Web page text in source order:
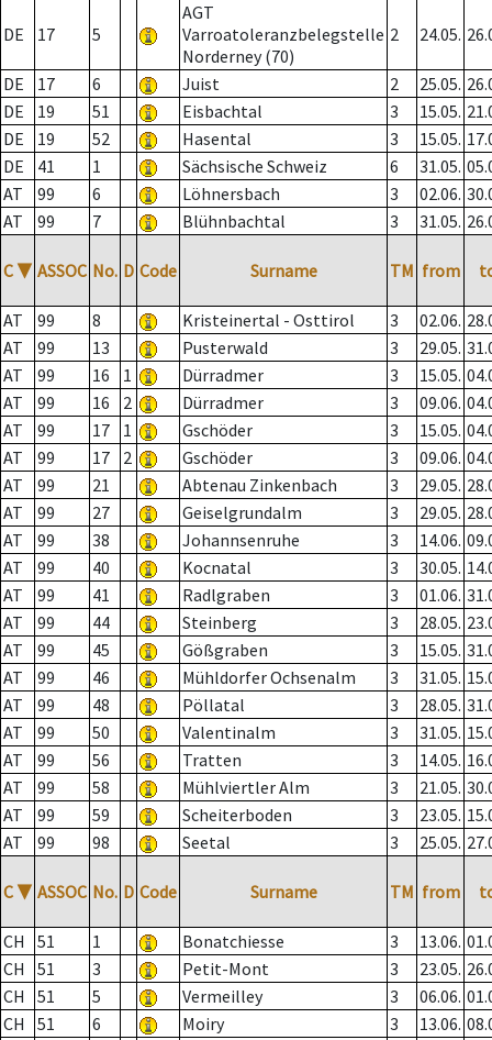
DE 17 5
AGT
Varroatoleranzbelegstelle
Norderney (70)
2 24.05.
DE 17 6 Juist 2 25.05.
DE
19 51 Eisbachtal 3 15.05.
DE
19 52 Hasental 3 15.05.
DE
41 1 Sächsische Schweiz 6 31.05.
AT
99 6 Löhnersbach 3 02.06.
AT
99 7 Blühnbachtal 3 31.05.
C ▼ ASSOC No. D Code Surname TM from
AT 99 8 Kristeinertal - Osttirol 3 02.06.
AT
99 13 Pusterwald 3 29.05.
AT
99 16 1 Dürradmer 3 15.05.
AT
99 16 2 Dürradmer 3 09.06.
AT
99 17 1 Gschöder 3 15.05.
AT
99 17 2 Gschöder 3 09.06.
AT
99 21 Abtenau Zinkenbach 3 29.05.
AT
99 27 Geiselgrundalm 3 29.05.
AT
99 38 Johannsenruhe 3 14.06.
AT
99 40 Kocnatal 3 30.05.
AT
99 41 Radlgraben 3 01.06.
AT
99 44 Steinberg 3 28.05.
AT
99 45 Gößgraben 3 15.05.
AT
99 46 Mühldorfer Ochsenalm 3 31.05.
AT
99 48 Pöllatal 3 28.05.
AT
99 50 Valentinalm 3 31.05.
AT
99 56 Tratten 3 14.05.
AT
99 58 Mühlviertler Alm 3 21.05.
AT
99 59 Scheiterboden 3 23.05.
AT
99 98 Seetal 3 25.05.
C ▼ ASSOC No. D Code Surname TM from
CH 51 1 Bonatchiesse 3 13.06.
CH
51 3 Petit-Mont 3 23.05.
CH
51 5 Vermeilley 3 06.06.
CH
51 6 Moiry 3 13.06.